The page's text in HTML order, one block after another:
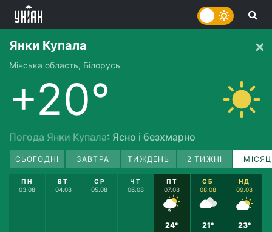
Янки Купала
Мінська область, Білорусь
+20°
Погода Янки Купала: Ясно і безхмарно
СЬОГОДНІ ЗАВТРА ТИЖДЕНЬ 2 ТИЖНІ
ПН
03.08
ВТ
04.08
СР
05.08
ЧТ
06.08
ПТ
07.08
24°
СБ
08.08
21°
НД
09.08
23°